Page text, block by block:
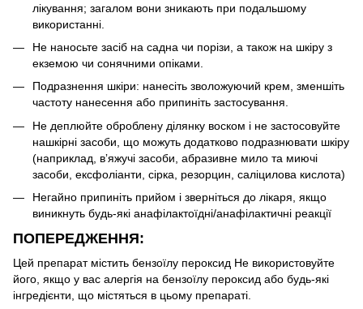
лікування; загалом вони зникають при подальшому
використанні.
Не наносьте засіб на садна чи порізи, а також на шкіру з
екземою чи сонячними опіками.
Подразнення шкіри: нанесіть зволожуючий крем, зменшіть
частоту нанесення або припиніть застосування.
Не деплюйте оброблену ділянку воском і не застосовуйте
нашкірні засоби, що можуть додатково подразнювати шкіру
(наприклад, вʼяжучі засоби, абразивне мило та миючі
засоби, ексфоліанти, сірка, резорцин, саліцилова кислота)
Негайно припиніть прийом і зверніться до лікаря, якщо
виникнуть будь-які анафілактоїдні/анафілактичні реакції
ПОПЕРЕДЖЕННЯ:
Цей препарат містить бензоїлу пероксид Не використовуйте
його, якщо у вас алергія на бензоїлу пероксид або будь-які
інгредієнти, що містяться в цьому препараті.